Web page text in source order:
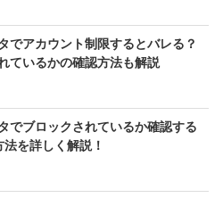
でアカウント制限するとバレる？
ているかの確認方法も解説
でブロックされているか確認する
を詳しく解説！